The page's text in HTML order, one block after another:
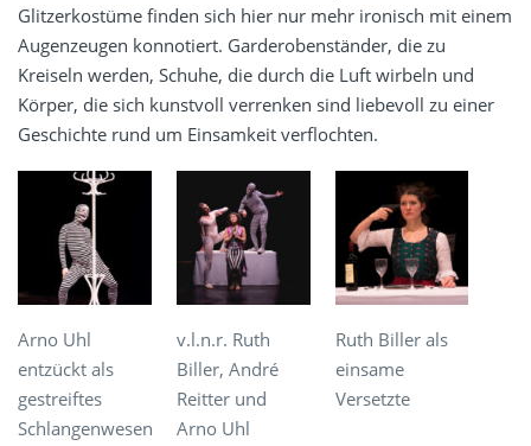
Glitzerkostüme finden sich hier nur mehr ironisch mit einem
Augenzeugen konnotiert. Garderobenständer, die zu
Kreiseln werden, Schuhe, die durch die Luft wirbeln und
Körper, die sich kunstvoll verrenken sind liebevoll zu einer
Geschichte rund um Einsamkeit verflochten.
Arno Uhl
entzückt als
gestreiftes
Schlangenwesen
v.l.n.r. Ruth
Biller, André
Reitter und
Arno Uhl
Ruth Biller als
einsame
Versetzte